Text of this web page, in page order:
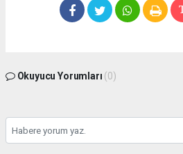
Okuyucu Yorumları (0)